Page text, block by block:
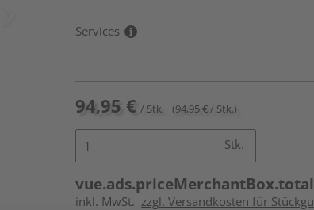
Services
94,95 € / Stk. (94,95 € / Stk.)
Stk.
vue.ads.priceMerchantBox.total
inkl. MwSt. zzgl. Versandkosten für